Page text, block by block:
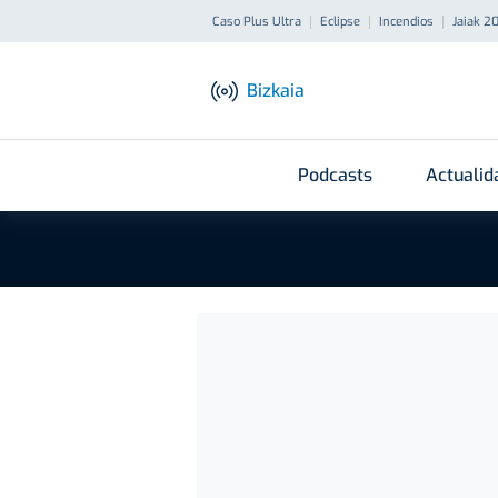
Caso Plus Ultra Eclipse Incendios Jaiak
Bizkaia
Podcasts